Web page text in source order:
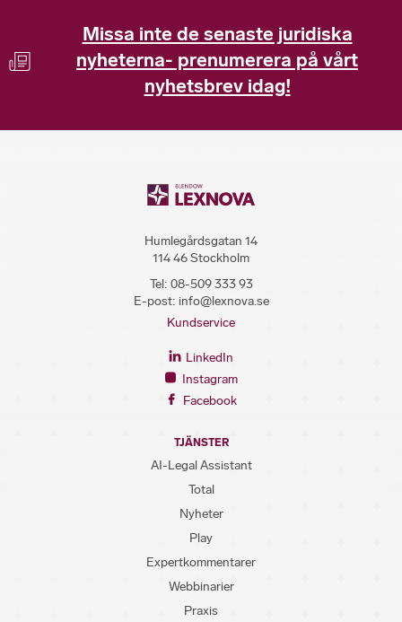
Missa inte de senaste juridiska
nyheterna- prenumerera på vårt
nyhetsbrev idag!
Humlegårdsgatan 14
114 46 Stockholm
Tel: 08-509 333 93
E-post: info@lexnova.se
Kundservice
LinkedIn
Instagram
Facebook
TJÄNSTER
AI-Legal Assistant
Total
Nyheter
Play
Expertkommentarer
Webbinarier
Praxis